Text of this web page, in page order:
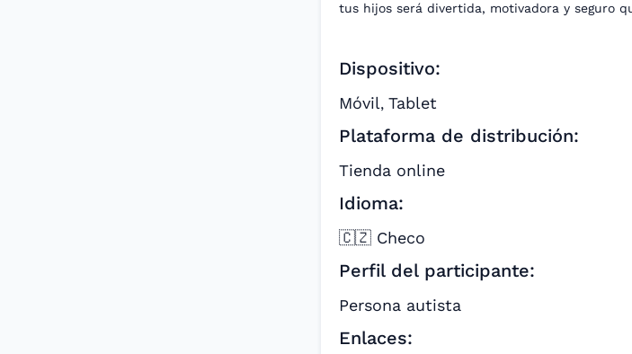
tus hijos será divertida, motivadora y seguro
Dispositivo:
Móvil, Tablet
Plataforma de distribución:
Tienda online
Idioma:
🇨🇿 Checo
Perfil del participante:
Persona autista
Enlaces: